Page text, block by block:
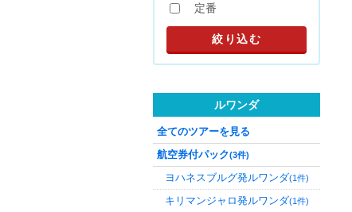
定番
ルワンダ
全てのツアーを見る
航空券付パック(3件)
ヨハネスブルグ発ルワンダ(1件)
キリマンジャロ発ルワンダ(1件)